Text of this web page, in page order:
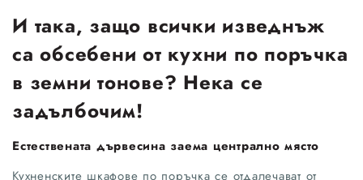
И така, защо всички изведнъж
са обсебени от кухни по поръчка
в земни тонове? Нека се
задълбочим!
Естествената дървесина заема централно място
Кухненските шкафове по поръчка се отдалечават от